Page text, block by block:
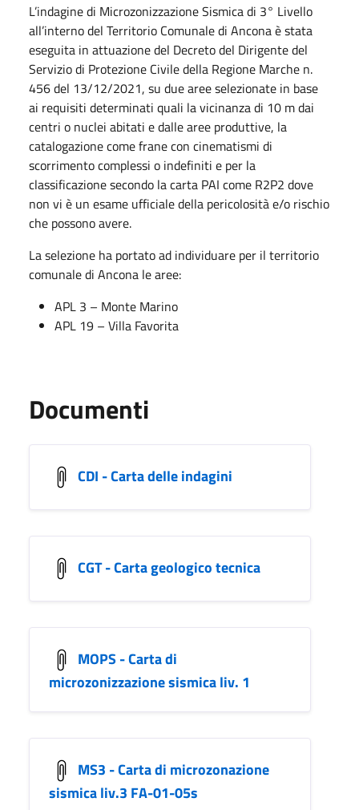
L’indagine di Microzonizzazione Sismica di 3° Livello
all’interno del Territorio Comunale di Ancona è stata
eseguita in attuazione del Decreto del Dirigente del
Servizio di Protezione Civile della Regione Marche n.
456 del 13/12/2021, su due aree selezionate in base
ai requisiti determinati quali la vicinanza di 10 m dai
centri o nuclei abitati e dalle aree produttive, la
catalogazione come frane con cinematismi di
scorrimento complessi o indefiniti e per la
classificazione secondo la carta PAI come R2P2 dove
non vi è un esame ufficiale della pericolosità e/o rischio
che possono avere.
La selezione ha portato ad individuare per il territorio
comunale di Ancona le aree:
APL 3 – Monte Marino
APL 19 – Villa Favorita
Documenti
CDI - Carta delle indagini
CGT - Carta geologico tecnica
MOPS - Carta di
microzonizzazione sismica liv. 1
MS3 - Carta di microzonazione
sismica liv.3 FA-01-05s